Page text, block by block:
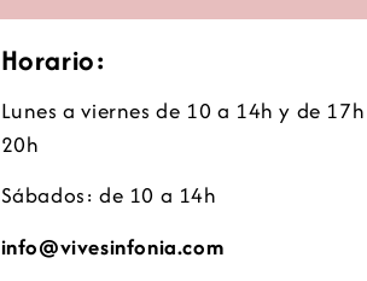
Horario:
Lunes a viernes de 10 a 14h y de
20h
Sábados: de 10 a 14h
info@vivesinfonia.com